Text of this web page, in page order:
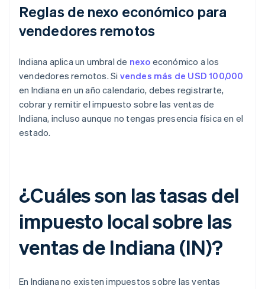
Reglas de nexo económico para
vendedores remotos
Indiana aplica un umbral de nexo económico a los
vendedores remotos. Si vendes más de USD 100,000
en Indiana en un año calendario, debes registrarte,
cobrar y remitir el impuesto sobre las ventas de
Indiana, incluso aunque no tengas presencia física en el
estado.
¿Cuáles son las tasas del
impuesto local sobre las
ventas de Indiana (IN)?
En Indiana no existen impuestos sobre las ventas